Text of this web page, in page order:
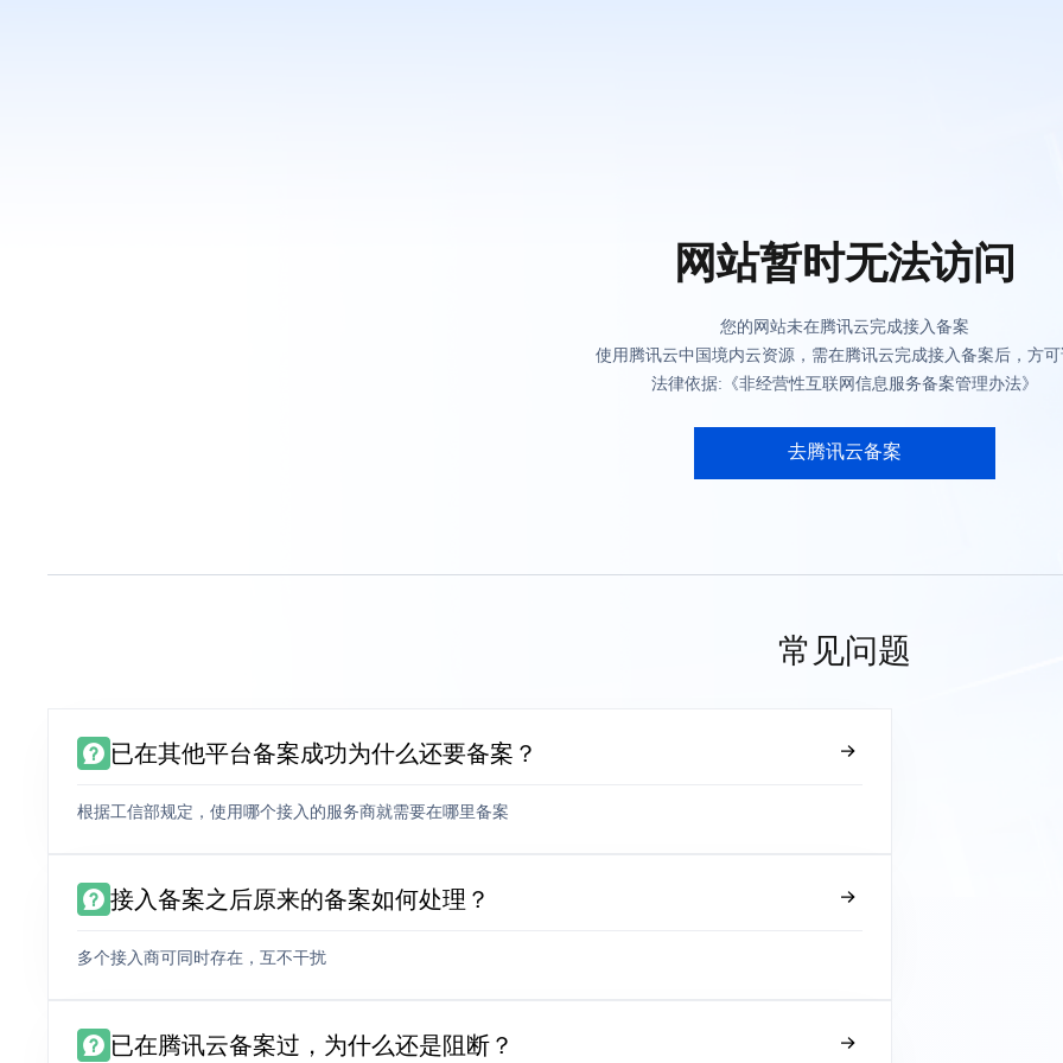
网站暂时无法访问
您的网站未在腾讯云完成接入备案
使用腾讯云中国境内云资源，需在腾讯云完成接入备案后，方
法律依据:《非经营性互联网信息服务备案管理办法》
去腾讯云备案
常见问题
已在其他平台备案成功为什么还要备案？
根据工信部规定，使用哪个接入的服务商就需要在哪里备案
接入备案之后原来的备案如何处理？
多个接入商可同时存在，互不干扰
已在腾讯云备案过，为什么还是阻断？